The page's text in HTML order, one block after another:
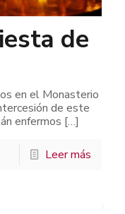
de
en el Monasterio
de este
enfermos […]
Leer más